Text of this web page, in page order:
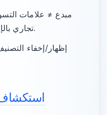
مبدع ≠ علامات
تجاري بالإضافة إلى إعداد الكتالوج.
إظهار/إخفاء
استكشاف